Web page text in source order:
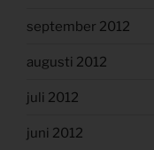
september 2012
augusti 2012
juli 2012
juni 2012